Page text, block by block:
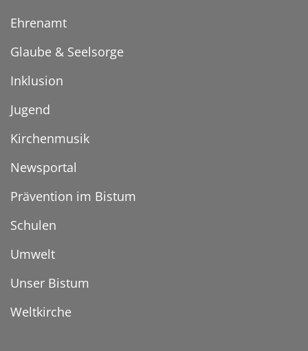
Ehrenamt
Glaube & Seelsorge
Inklusion
Jugend
Kirchenmusik
Newsportal
Prävention im Bistum
Schulen
Umwelt
Unser Bistum
Weltkirche